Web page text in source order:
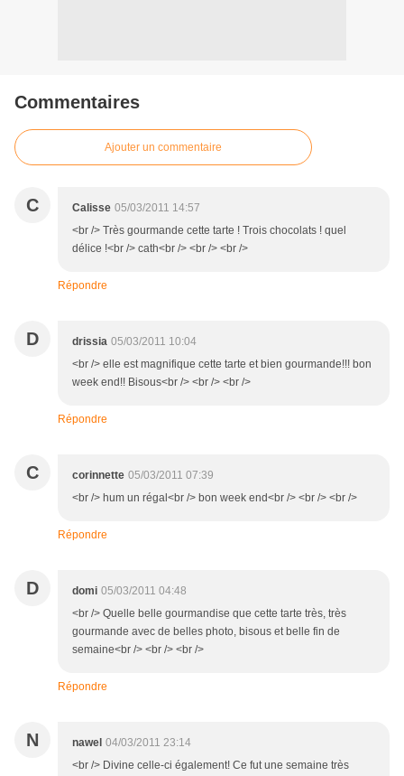
Commentaires
Ajouter un commentaire
C Calisse 05/03/2011 14:57
<br /> Très gourmande cette tarte ! Trois chocolats ! quel
délice !<br /> cath<br /> <br /> <br />
Répondre
D drissia 05/03/2011 10:04
<br /> elle est magnifique cette tarte et bien gourmande!!! bon
week end!! Bisous<br /> <br /> <br />
Répondre
C corinnette 05/03/2011 07:39
<br /> hum un régal<br /> bon week end<br /> <br /> <br />
Répondre
D domi 05/03/2011 04:48
<br /> Quelle belle gourmandise que cette tarte très, très
gourmande avec de belles photo, bisous et belle fin de
semaine<br /> <br /> <br />
Répondre
N nawel 04/03/2011 23:14
<br /> Divine celle-ci également! Ce fut une semaine très